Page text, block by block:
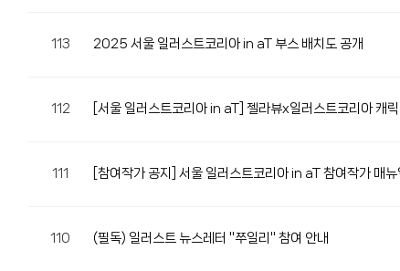
113 2025 서울 일러스트코리아 in aT 부스 배치도 공개
112 [서울 일러스트코리아 in aT] 젤라뷰x일러스트코리아 캐
111 [참여작가 공지] 서울 일러스트코리아 in aT 참여작가 매뉴
110 (필독) 일러스트 뉴스레터 "쭈일리" 참여 안내